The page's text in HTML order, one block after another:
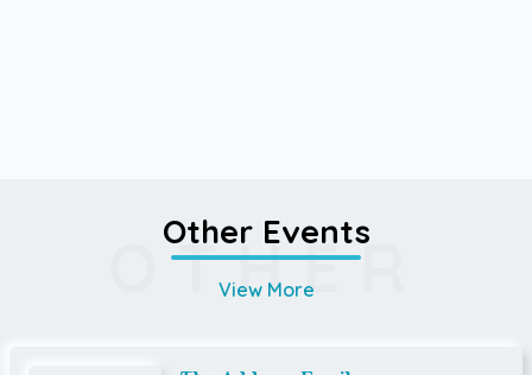
OTHER
Other Events
View More